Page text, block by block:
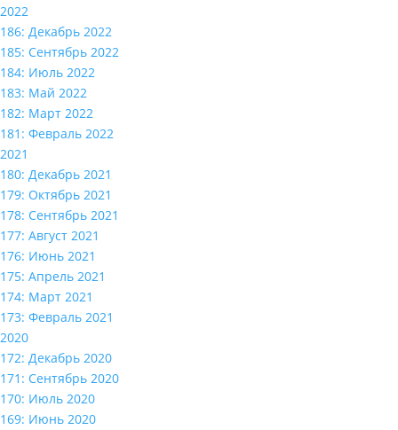
2022
186: Декабрь 2022
185: Сентябрь 2022
184: Июль 2022
183: Май 2022
182: Март 2022
181: Февраль 2022
2021
180: Декабрь 2021
179: Октябрь 2021
178: Сентябрь 2021
177: Август 2021
176: Июнь 2021
175: Апрель 2021
174: Март 2021
173: Февраль 2021
2020
172: Декабрь 2020
171: Сентябрь 2020
170: Июль 2020
169: Июнь 2020